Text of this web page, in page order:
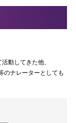
動してきた他、
のナレーターとしても